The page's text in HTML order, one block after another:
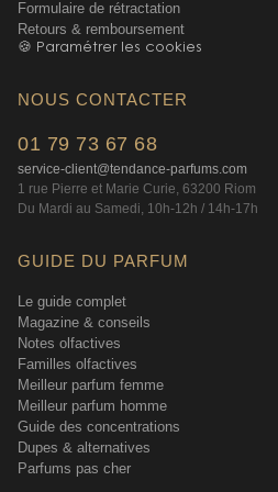
elles s'enrichissent d'un fond plus
En format coffret, cette différence
rasage selon les compositions)
seulement un parfum, on vit une
matin au soir. Cette approche
parfaitement à l'intensité accrue
plus durable.
Comment bien choisir
Giò
Tous les coffrets ne se valent pas,
peut parfois dérouter. On trouve
de compositions : le coffret
miniature), le coffret soin (parfum
Formulaire de rétractation
Retours & remboursement
🍪 Paramétrer les cookies
NOUS CONTACTER
01 79 73 67 68
service-client@tendance-parfums.com
1 rue Pierre et Marie Curie, 63200 Riom
Du Mardi au Samedi, 10h-12h / 14h-17h
GUIDE DU PARFUM
Le guide complet
Magazine & conseils
Notes olfactives
Familles olfactives
Meilleur parfum femme
Meilleur parfum homme
Guide des concentrations
Dupes & alternatives
Parfums pas cher